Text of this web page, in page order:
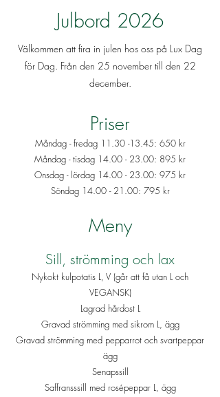
Julbord 2026
Välkommen att fira in julen hos oss på Lux Dag
för Dag. Från den 25 november till den 22
december.
Priser
Måndag - fredag 11.30 -13.45: 650 kr
Måndag - tisdag 14.00 - 23.00: 895 kr
Onsdag - lördag 14.00 - 23.00: 975 kr
Söndag 14.00 - 21.00: 795 kr
Meny
​Sill, strömming och lax
Nykokt kulpotatis L, V (går att få utan L och
VEGANSK)
Lagrad hårdost L
Gravad strömming med sikrom L, ägg
Gravad strömming med pepparrot och svartpeppar
ägg
Senapssill
Saffransssill med rosépeppar L, ägg